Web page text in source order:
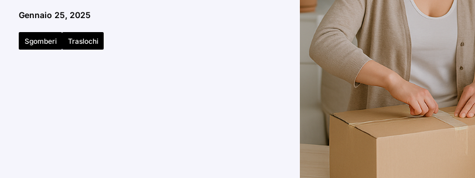
Gennaio 25, 2025
Sgomberi Traslochi